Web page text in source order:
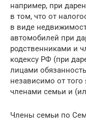
например, при
в том, что от
в виде
автомобилей при
родственниками и
кодексу РФ (при
лицами
независимо от
членами семьи и
Члены семьи по